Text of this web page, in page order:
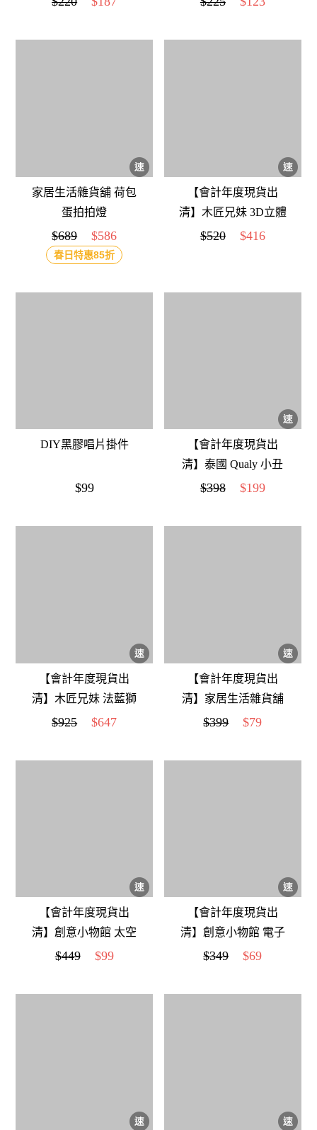
家居生活雜貨舖 荷包
蛋拍拍燈
$689 $586
春日特惠85折
【會計年度現貨出
清】木匠兄妹 3D立體
賓果
$520 $416
DIY黑膠唱片掛件
$99
【會計年度現貨出
清】泰國 Qualy 小丑
魚盥洗牙刷架組
$398 $199
【會計年度現貨出
清】木匠兄妹 法藍獅
時計
$925 $647
【會計年度現貨出
清】家居生活雜貨舖
軟萌可愛粉紅小豬公
$399 $79
【會計年度現貨出
清】創意小物館 太空
人流沙畫氛圍燈 紫色
$449 $99
【會計年度現貨出
清】創意小物館 電子
計數負重兩用跳繩 藍
$349 $69